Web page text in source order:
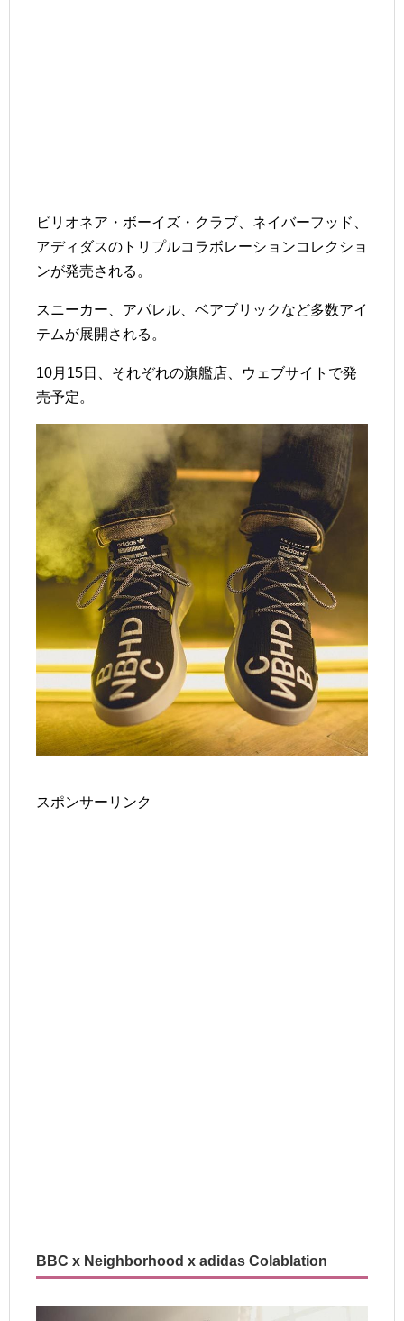
ビリオネア・ボーイズ・クラブ、ネイバーフッド、
アディダスのトリプルコラボレーションコレクショ
ンが発売される。
スニーカー、アパレル、ベアブリックなど多数アイ
テムが展開される。
10月15日、それぞれの旗艦店、ウェブサイトで発
売予定。
スポンサーリンク
BBC x Neighborhood x adidas Colablation